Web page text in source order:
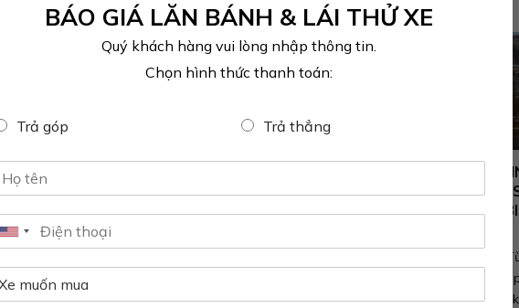
BÁO GIÁ LĂN BÁNH & LÁI THỬ XE
Quý khách hàng vui lòng nhập thông tin.
Chọn hình thức thanh toán:
Trả góp Trả thẳng
NHẬN ĐẶT CỌC SỚM VF
3 VỚI MỨC GIÁ CHỈ TỪ
235 TRIỆU ĐỒNG
khổ Hội nghị Nhà phân phối Ô
tô điện VinFast toàn...
TÁC VỚI 12 ĐẠI LÝ MỚI
TẠI MỸ